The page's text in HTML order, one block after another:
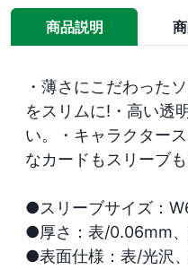
商品説明
・薄さにこだわった
をスリムに!・高い透
い。・キャラクター
なカードもスリーブ
●スリーブサイズ：
●厚さ：表/0.06mm
●表面仕様：表/光沢